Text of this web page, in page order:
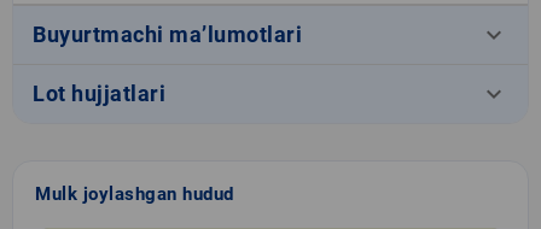
Buyurtmachi ma’lumotlari keyboard_arrow_down
Lot hujjatlari keyboard_arrow_down
Mulk joylashgan hudud